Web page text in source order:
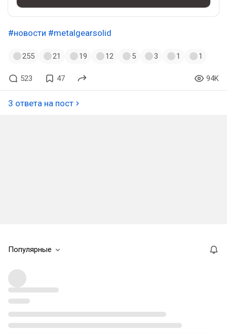
#новости #metalgearsolid
255 21 19 12 5 3 1 1
523 47 94K
3 ответа на пост
Популярные